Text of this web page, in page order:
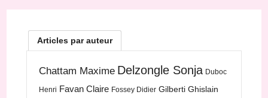
Articles par auteur
Chattam Maxime Delzongle Sonja Duboc
Henri Favan Claire Fossey Didier Gilberti Ghislain